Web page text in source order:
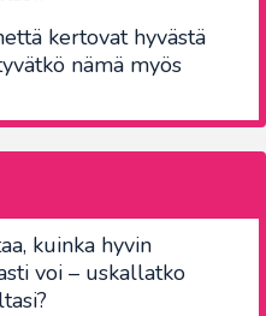
kertovat hyvästä
nämä myös
kuinka hyvin
voi – uskallatko